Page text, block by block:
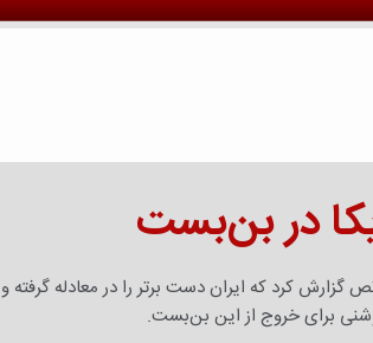
در بن‌بست
کرد که ایران دست برتر را در معادله گرفته و
برای خروج از این بن‌بست.